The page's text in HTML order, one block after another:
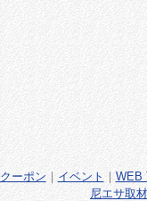
クーポン ｜ イベント ｜ WEB
尼エサ取